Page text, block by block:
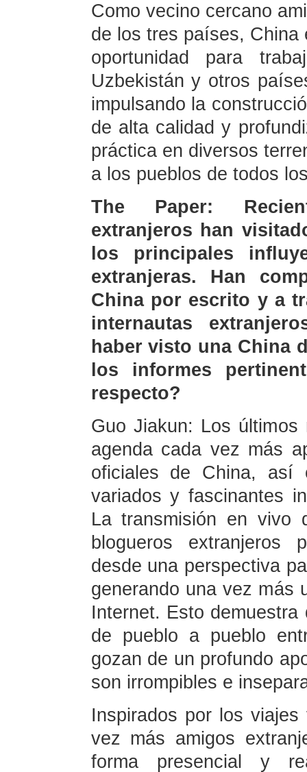
Como vecino cercano
de los tres países, China
oportunidad para
Uzbekistán y otros
impulsando la
de alta calidad y
práctica en diversos
a los pueblos de todos
The Paper:
extranjeros han
los principales
extranjeras. Han
China por escrito y a
internautas
haber visto una China
los informes
respecto?
Guo Jiakun: Los
agenda cada vez más
oficiales de China, así
variados y fascinantes
La transmisión en vivo
blogueros extranjeros
desde una perspectiva
generando una vez más
Internet. Esto
de pueblo a pueblo
gozan de un profundo
son irrompibles e
Inspirados por los
vez más amigos
forma presencial y